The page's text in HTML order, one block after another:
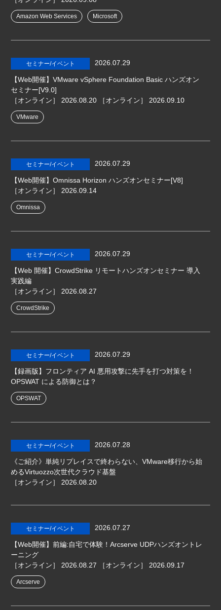
Amazon Web Services Microsoft
セミナー/イベント 2026.07.29
【Web開催】VMware vSphere Foundation Basic ハンズオン
セミナー[V9.0]
［オンライン］
2026.08.20 ［オンライン］ 2026.09.10
VMware
セミナー/イベント 2026.07.29
【Web開催】Omnissa Horizon ハンズオンセミナー[V8]
［オンライン］
2026.09.14
Omnissa
セミナー/イベント 2026.07.29
【Web 開催】CrowdStrike リモートハンズオンセミナー 導入
実践編
［オンライン］
2026.08.27
CrowdStrike
セミナー/イベント 2026.07.29
【録画版】フロンティア AI 悪用攻撃に先手を打つ対策を！
OPSWAT による防御とは？
OPSWAT
セミナー/イベント 2026.07.28
《ご紹介》単純リプレイスで終わらない、VMware移行から始
めるVirtuozzo次世代クラウド基盤
［オンライン］
2026.08.20
セミナー/イベント 2026.07.27
【Web開催】前編:自宅で体験！Arcserve UDPハンズオントレ
ーニング
［オンライン］
2026.08.27 ［オンライン］ 2026.09.17
Arcserve